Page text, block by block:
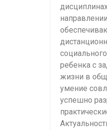
ребенка с
жизни в
умение
успешно